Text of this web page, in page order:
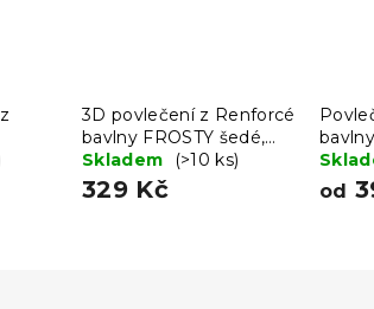
3D povlečení z Renforcé
bavlny FROSTY šedé,
100% bavlna
Skladem (>10 ks)
329 Kč od